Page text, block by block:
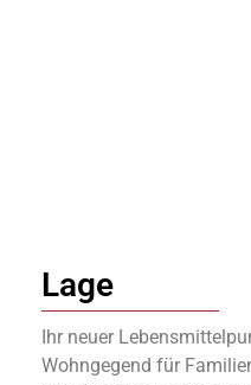
Lage
Ihr neuer
Wohngegend für